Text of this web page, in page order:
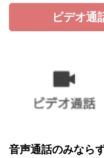
ビデオ通
音声通話のみなら